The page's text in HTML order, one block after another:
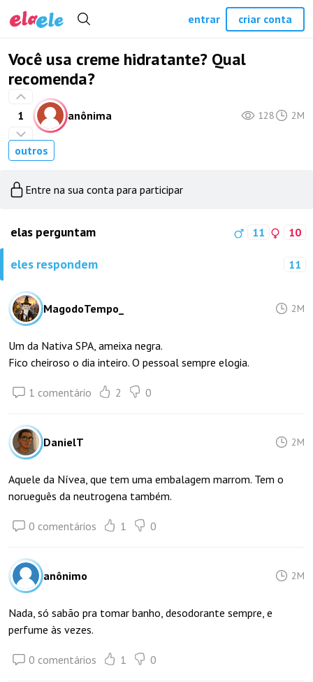
Você usa creme hidratante? Qual
recomenda?
1 anônima 128 2M
outros
Entre na sua conta para participar
elas perguntam 11 10
eles respondem 11
MagodoTempo_ 2M
Um da Nativa SPA, ameixa negra.
Fico cheiroso o dia inteiro. O pessoal sempre elogia.
1 comentário 2 0
DanielT 2M
Aquele da Nívea, que tem uma embalagem marrom. Tem o
norueguês da neutrogena também.
0 comentários 1 0
anônimo 2M
Nada, só sabão pra tomar banho, desodorante sempre, e
perfume às vezes.
0 comentários 1 0
entrar criar conta